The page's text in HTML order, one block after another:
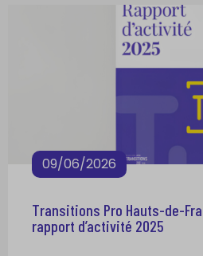
09/06/2026
Transitions Pro Hauts-de-
rapport d’activité 2025